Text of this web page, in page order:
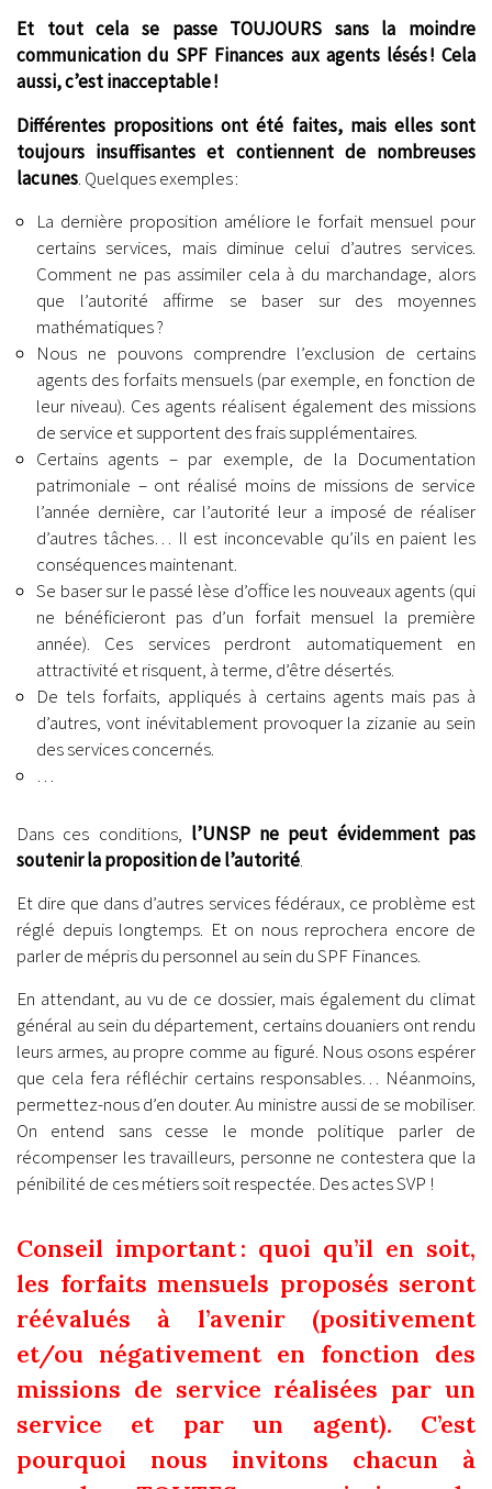
Et tout cela se passe TOUJOURS sans la moindre
communication du SPF Finances aux agents lésés ! Cela
aussi, c’est inacceptable !
Différentes propositions ont été faites, mais elles sont
toujours insuffisantes et contiennent de nombreuses
lacunes. Quelques exemples :
La dernière proposition améliore le forfait mensuel pour
certains services, mais diminue celui d’autres services.
Comment ne pas assimiler cela à du marchandage, alors
que l’autorité affirme se baser sur des moyennes
mathématiques ?
Nous ne pouvons comprendre l’exclusion de certains
agents des forfaits mensuels (par exemple, en fonction de
leur niveau). Ces agents réalisent également des missions
de service et supportent des frais supplémentaires.
Certains agents – par exemple, de la Documentation
patrimoniale – ont réalisé moins de missions de service
l’année dernière, car l’autorité leur a imposé de réaliser
d’autres tâches… Il est inconcevable qu’ils en paient les
conséquences maintenant.
Se baser sur le passé lèse d’office les nouveaux agents (qui
ne bénéficieront pas d’un forfait mensuel la première
année). Ces services perdront automatiquement en
attractivité et risquent, à terme, d’être désertés.
De tels forfaits, appliqués à certains agents mais pas à
d’autres, vont inévitablement provoquer la zizanie au sein
des services concernés.
…
Dans ces conditions, l’UNSP ne peut évidemment pas
soutenir la proposition de l’autorité.
Et dire que dans d’autres services fédéraux, ce problème est
réglé depuis longtemps. Et on nous reprochera encore de
parler de mépris du personnel au sein du SPF Finances.
En attendant, au vu de ce dossier, mais également du climat
général au sein du département, certains douaniers ont rendu
leurs armes, au propre comme au figuré. Nous osons espérer
que cela fera réfléchir certains responsables… Néanmoins,
permettez-nous d’en douter. Au ministre aussi de se mobiliser.
On entend sans cesse le monde politique parler de
récompenser les travailleurs, personne ne contestera que la
pénibilité de ces métiers soit respectée. Des actes SVP !
Conseil important : quoi qu’il en soit,
les forfaits mensuels proposés seront
réévalués à l’avenir (positivement
et/ou négativement en fonction des
missions de service réalisées par un
service et par un agent). C’est
pourquoi nous invitons chacun à